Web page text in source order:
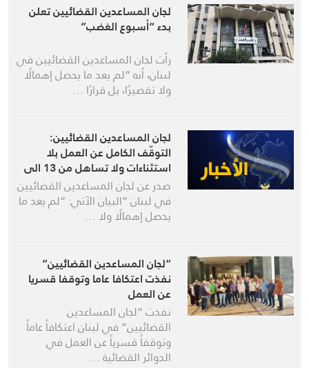
لجان المساعدين القضائيين تعلن
بدء “أسبوع الغضب”
رأت لجان المساعدين القضائيين في
لبنان، أنه “لم يعد ما يحصل إهمالًا
ولا تقصيرًا، بل قرارًا …
لجان المساعدين القضائيين:
التوقّف الكامل عن العمل بلا
استثناءات ولا تساهل من 13 الى
18 الحالي
صدر عن لجان المساعدين القضائيين
في لبنان “البيان الآتي: “لم يعد ما
يحصل إهمالًا ولا …
“لجان المساعدين القضائيين”
نفذت اعتكافا عاما وتوقفا قسريا
عن العمل
نفذت “لجان المساعدين
القضائيين” في لبنان اعتكافاً عاماً
وتوقفاً قسرياً عن العمل في
الدوائر القضائية …